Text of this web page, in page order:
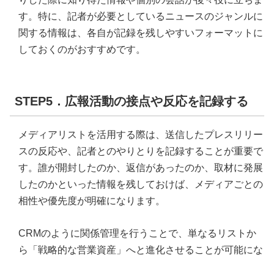
す。特に、記者が必要としているニュースのジャンルに
関する情報は、各自が記録を残しやすいフォーマットに
しておくのがおすすめです。
STEP5．広報活動の接点や反応を記録する
メディアリストを活用する際は、送信したプレスリリー
スの反応や、記者とのやりとりを記録することが重要で
す。誰が開封したのか、返信があったのか、取材に発展
したのかといった情報を残しておけば、メディアごとの
相性や優先度が明確になります。
CRMのように関係管理を行うことで、単なるリストか
ら「戦略的な営業資産」へと進化させることが可能にな